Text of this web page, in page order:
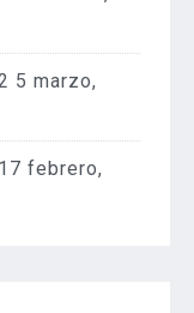
5 marzo,
17 febrero,